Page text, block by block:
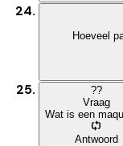
Hoeveel
??
Vraag
Wat is een
Antwoord